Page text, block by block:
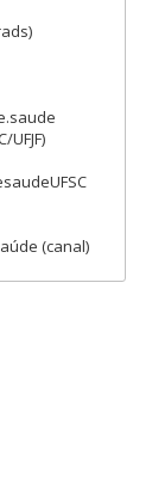
UFJF)
(canal)